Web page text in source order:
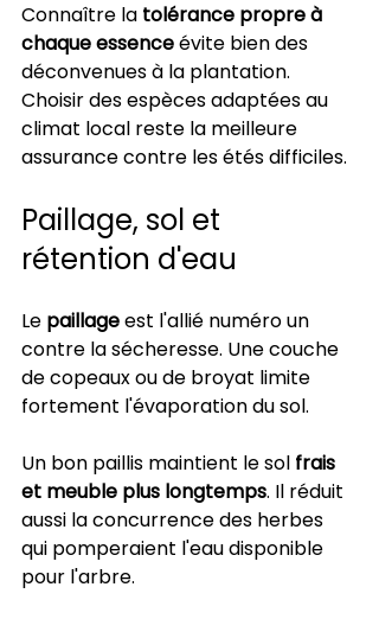
Connaître la tolérance propre à
chaque essence évite bien des
déconvenues à la plantation.
Choisir des espèces adaptées au
climat local reste la meilleure
assurance contre les étés difficiles.
Paillage, sol et
rétention d'eau
Le paillage est l'allié numéro un
contre la sécheresse. Une couche
de copeaux ou de broyat limite
fortement l'évaporation du sol.
Un bon paillis maintient le sol frais
et meuble plus longtemps. Il réduit
aussi la concurrence des herbes
qui pomperaient l'eau disponible
pour l'arbre.